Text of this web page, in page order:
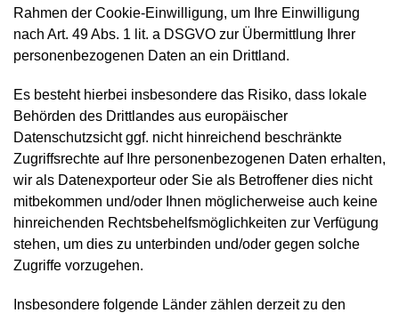
Rahmen der Cookie-Einwilligung, um Ihre Einwilligung
nach Art. 49 Abs. 1 lit. a DSGVO zur Übermittlung Ihrer
personenbezogenen Daten an ein Drittland.
Es besteht hierbei insbesondere das Risiko, dass lokale
Behörden des Drittlandes aus europäischer
Datenschutzsicht ggf. nicht hinreichend beschränkte
Zugriffsrechte auf Ihre personenbezogenen Daten erhalten,
wir als Datenexporteur oder Sie als Betroffener dies nicht
mitbekommen und/oder Ihnen möglicherweise auch keine
hinreichenden Rechtsbehelfsmöglichkeiten zur Verfügung
stehen, um dies zu unterbinden und/oder gegen solche
Zugriffe vorzugehen.
Insbesondere folgende Länder zählen derzeit zu den